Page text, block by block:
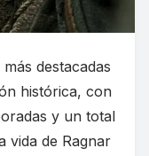
destacadas
histórica, con
y un total
vida de Ragnar